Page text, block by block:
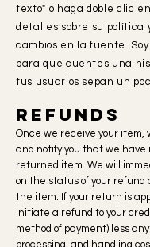
texto" o haga doble clic
detalles sobre su política
cambios en la fuente.
para que cuentes una
tus usuarios sepan un
Refunds
Once we receive your item,
and notify you that we have
returned item. We will
on the status of your refund
the item. If your return is
initiate a refund to your
method of payment) less
processing, and handling